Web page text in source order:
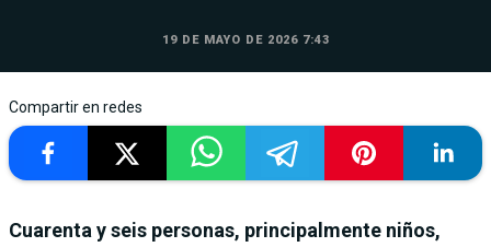
19 DE MAYO DE 2026 7:43
Compartir en redes
Cuarenta y seis personas, principalmente niños,